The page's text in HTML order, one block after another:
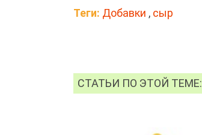
Теги: Добавки , сыр
СТАТЬИ ПО ЭТОЙ ТЕМЕ: